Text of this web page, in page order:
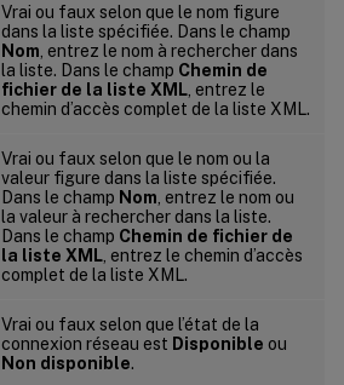
Vrai ou faux selon que le nom figure
dans la liste spécifiée. Dans le champ
Nom , entrez le nom à rechercher dans
la liste. Dans le champ Chemin de
fichier de la liste XML , entrez le
chemin d’accès complet de la liste XML.
Vrai ou faux selon que le nom ou la
valeur figure dans la liste spécifiée.
Dans le champ Nom , entrez le nom ou
la valeur à rechercher dans la liste.
Dans le champ Chemin de fichier de
la liste XML , entrez le chemin d’accès
complet de la liste XML.
Vrai ou faux selon que l’état de la
connexion réseau est Disponible ou
Non disponible.